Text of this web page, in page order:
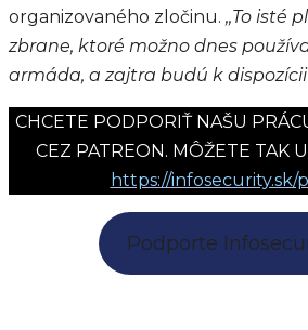
organizovaného zločinu. ,,To isté
zbrane, ktoré možno dnes
armáda, a zajtra budú k dispozícii
CHCETE PODPORIŤ NAŠU
CEZ PATREON. MÔŽETE TAK
https://infosecurity.sk/
Podporte